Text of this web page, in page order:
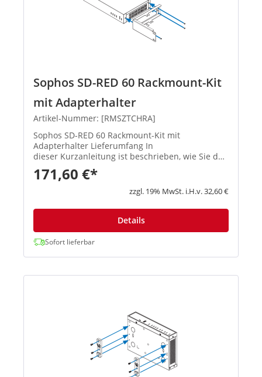
Sophos SD-RED 60 Rackmount-Kit
mit Adapterhalter
Artikel-Nummer: [RMSZTCHRA]
Sophos SD-RED 60 Rackmount-Kit mit
Adapterhalter Lieferumfang In
dieser Kurzanleitung ist beschrieben, wie Sie das
Rackmount Kit montieren.
171,60 €*
zzgl. 19% MwSt. i.H.v. 32,60 €
Details
Sofort lieferbar